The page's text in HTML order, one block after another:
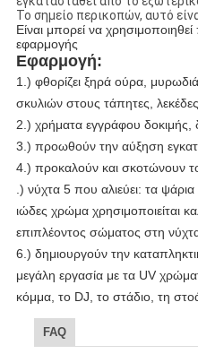
Το σημείο περικοπών, αυτό
Είναι μπορεί να
εφαρμογής
Εφαρμογή:
1.) φθορίζει ξηρά ούρα,
σκυλιών στους τάπητες,
2.) χρήματα εγγράφου δοκιμής,
3.) προωθούν την αύξηση
4.) προκαλούν και σκοτώνουν
.) νύχτα 5 που αλιεύει: τα
ιώδες χρώμα χρησιμοποιείται
επιπλέοντος σώματος στη
6.) δημιουργούν την
μεγάλη εργασία με τα UV
κόμμα, το DJ, το στάδιο, τη
FAQ